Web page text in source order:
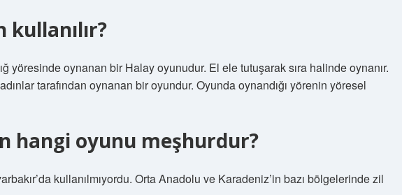
kullanılır?
yöresinde oynanan bir Halay oyunudur. El ele tutuşarak sıra halinde oynanır.
tarafından oynanan bir oyundur. Oyunda oynandığı yörenin yöresel
hangi oyunu meşhurdur?
kullanılmıyordu. Orta Anadolu ve Karadeniz’in bazı bölgelerinde zil